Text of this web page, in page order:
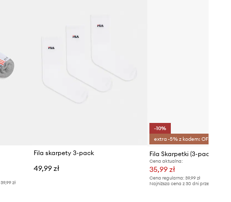
39,99 zł
Fila skarpety 3-pack
49,99 zł
-10%
extra -5% z kodem: OFF*
Fila Skarpetki (3-pack)
Cena aktualna:
35,99 zł
Cena regularna: 39,99 zł
Najniższa cena z 30 dni przed obniżką: